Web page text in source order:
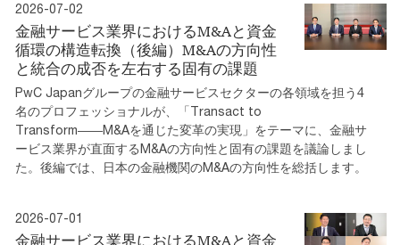
2026-07-02
金融サービス業界におけるM&Aと資金
循環の構造転換（後編）M&Aの方向性
と統合の成否を左右する固有の課題
PwC Japanグループの金融サービスセクターの各領域を担う4
名のプロフェッショナルが、「Transact to
Transform――M&Aを通じた変革の実現」をテーマに、金融サ
ービス業界が直面するM&Aの方向性と固有の課題を議論しまし
た。後編では、日本の金融機関のM&Aの方向性を総括します。
2026-07-01
金融サービス業界におけるM&Aと資金